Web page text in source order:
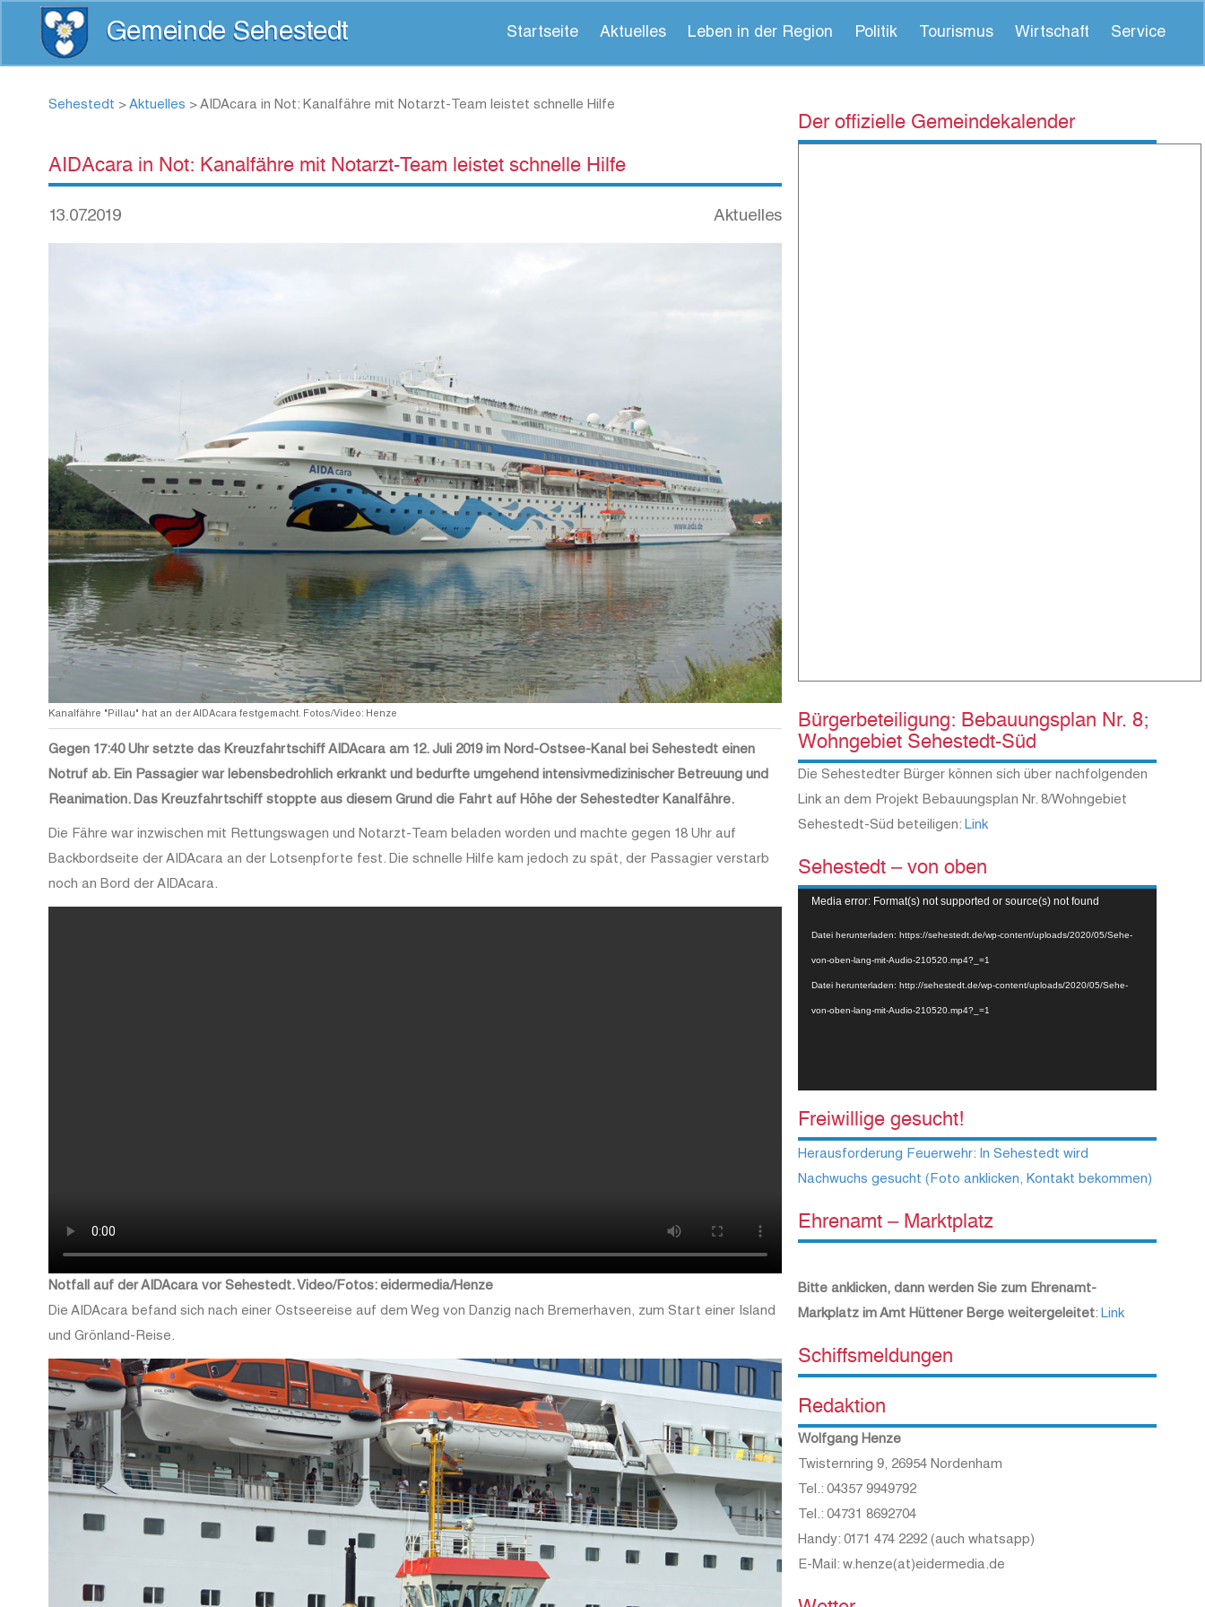
Gemeinde Sehestedt Startseite Aktuelles Leben in der Region Politik Tourismus Wirtschaft Service
Sehestedt > Aktuelles > AIDAcara in Not: Kanalfähre mit Notarzt-Team leistet schnelle Hilfe
AIDAcara in Not: Kanalfähre mit Notarzt-Team leistet schnelle Hilfe
13.07.2019 Aktuelles
Kanalfähre "Pillau" hat an der AIDAcara festgemacht. Fotos/Video: Henze
Gegen 17:40 Uhr setzte das Kreuzfahrtschiff AIDAcara am 12. Juli 2019 im Nord-Ostsee-Kanal bei Sehestedt einen
Notruf ab. Ein Passagier war lebensbedrohlich erkrankt und bedurfte umgehend intensivmedizinischer Betreuung und
Reanimation. Das Kreuzfahrtschiff stoppte aus diesem Grund die Fahrt auf Höhe der Sehestedter Kanalfähre.
Die Fähre war inzwischen mit Rettungswagen und Notarzt-Team beladen worden und machte gegen 18 Uhr auf
Backbordseite der AIDAcara an der Lotsenpforte fest. Die schnelle Hilfe kam jedoch zu spät, der Passagier verstarb
noch an Bord der AIDAcara.
Notfall auf der AIDAcara vor Sehestedt. Video/Fotos: eidermedia/Henze
Die AIDAcara befand sich nach einer Ostseereise auf dem Weg von Danzig nach Bremerhaven, zum Start einer Island
und Grönland-Reise.
Der offizielle Gemeindekalender
Bürgerbeteiligung: Bebauungsplan Nr. 8;
Wohngebiet Sehestedt-Süd
Die Sehestedter Bürger können sich über nachfolgenden
Link an dem Projekt Bebauungsplan Nr. 8/Wohngebiet
Sehestedt-Süd beteiligen:Link
Sehestedt – von oben
Video-
Media error: Format(s) not supported or source(s) not found
Datei herunterladen: https://sehestedt.de/wp-content/uploads/2020/05/Sehe-
von-oben-lang-mit-Audio-210520.mp4?_=1
Datei herunterladen: http://sehestedt.de/wp-content/uploads/2020/05/Sehe-
von-oben-lang-mit-Audio-210520.mp4?_=1
Freiwillige gesucht!
Herausforderung Feuerwehr: In Sehestedt wird
Nachwuchs gesucht (Foto anklicken, Kontakt bekommen)
Ehrenamt – Marktplatz
Bitte anklicken, dann werden Sie zum Ehrenamt-
Markplatz im Amt Hüttener Berge weitergeleitet:Link
Schiffsmeldungen
Redaktion
Wolfgang Henze
Twisternring 9, 26954 Nordenham
Tel.: 04357 9949792
Tel.: 04731 8692704
Handy: 0171 474 2292 (auch whatsapp)
E-Mail: w.henze(at)eidermedia.de